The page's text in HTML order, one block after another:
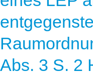
Abs. 3 S. 2